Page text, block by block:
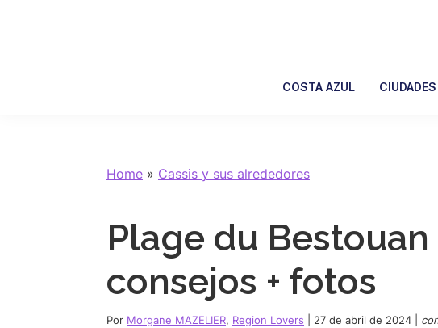
COSTA AZUL CIUDADES
Home » Cassis y sus alrededores
Plage du Bestouan
consejos + fotos
Por Morgane MAZELIER, Region Lovers 27 de abril de 2024